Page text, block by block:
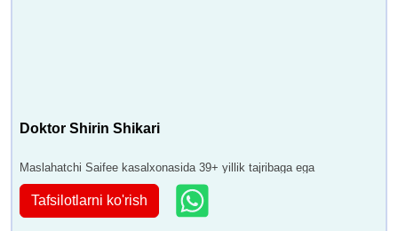
Doktor Shirin Shikari
Maslahatchi Saifee kasalxonasida 39+ yillik tajribaga ega
Tafsilotlarni ko'rish